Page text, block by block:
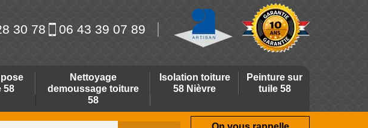
30 78 06 43 39 07 89
58
Nettoyage
demoussage toiture
58
Isolation toiture
58 Nièvre
Peinture sur
tuile 58